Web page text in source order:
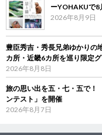
ーYOHAKUで8
2026年8月9日
豊臣秀吉・秀長兄弟ゆかり
カ所・近畿6カ所を巡り限定
2026年8月8日
旅の思い出を五・七・五で
ンテスト」を開催
2026年8月7日